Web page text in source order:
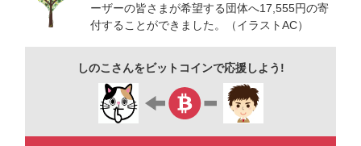
ーザーの皆さまが希望する団体へ17,555円の寄
付することができました。（イラストAC）
しのこさんをビットコインで応援しよう!